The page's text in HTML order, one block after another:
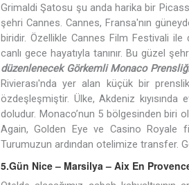
Grimaldi Şatosu şu anda harika bir
şehri Cannes. Cannes, Fransa'nın
biridir. Özellikle Cannes Film Festivali ile
canlı gece hayatıyla tanınır. Bu güzel
düzenlenecek Görkemli Monaco
Rivierası'nda yer alan küçük bir
özdeşleşmiştir. Ülke, Akdeniz
doludur. Monaco’nun 5 bölgesinden biri
Again, Golden Eye ve Casino Royale
Turumuzun ardından otelimize transfer.
5.Gün Nice – Marsilya – Aix En